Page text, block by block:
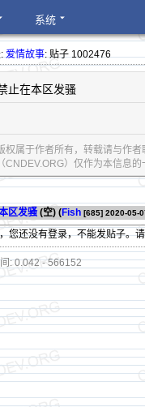
系统
:爱情故事: 贴子 1002476
止在本区发骚
权属于作者所有，转载请与作
CNDEV.ORG）仅作为本信息
区发骚(空) (Fish [685] 2020-05-
您还没有登录，不能发贴子。
: 0.042 - 566152